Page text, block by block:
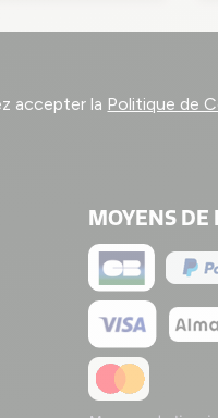
accepter la Politique de
MOYENS